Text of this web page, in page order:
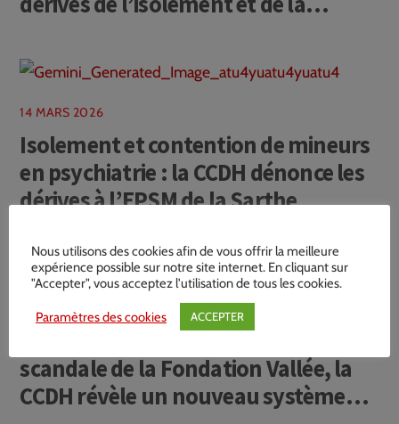
psychiatrie
14 MARS 2026
Isolement et contention de mineurs
en psychiatrie : la CCDH dénonce les
dérives à l’EPSM de la Sarthe
17 FÉVRIER 2026
La Pitié‑Salpêtrière : après le
scandale de la Fondation Vallée, la
CCDH révèle un nouveau système
Nous utilisons des cookies afin de vous offrir la meilleure
expérience possible sur notre site internet. En cliquant sur
"Accepter", vous acceptez l'utilisation de tous les cookies.
Paramètres des cookies ACCEPTER